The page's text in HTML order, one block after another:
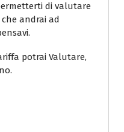
di valutare
andrai ad
potrai Valutare,